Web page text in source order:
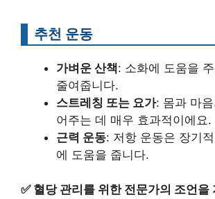
추천 운동
가벼운 산책: 소화에 도움을
줄여줍니다.
스트레칭 또는 요가: 몸과 마
어주는 데 매우 효과적이에요.
근력 운동: 저항 운동은 장기
에 도움을 줍니다.
✅ 혈당 관리를 위한 전문가의 조언을